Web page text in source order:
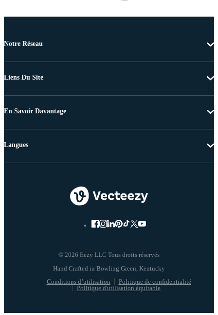
Notre Réseau
Liens Du Site
En Savoir Davantage
© 2026 Eezy LLC Tous droits réservés
Conditions d’utilisation
Politique de confidentialité
Politique d'utilisation équitable
Langues